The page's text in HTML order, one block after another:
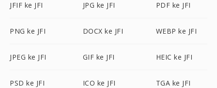
JFIF ke JFI JPG ke JFI PDF ke JFI
PNG ke JFI DOCX ke JFI WEBP ke JFI
JPEG ke JFI GIF ke JFI HEIC ke JFI
PSD ke JFI ICO ke JFI TGA ke JFI